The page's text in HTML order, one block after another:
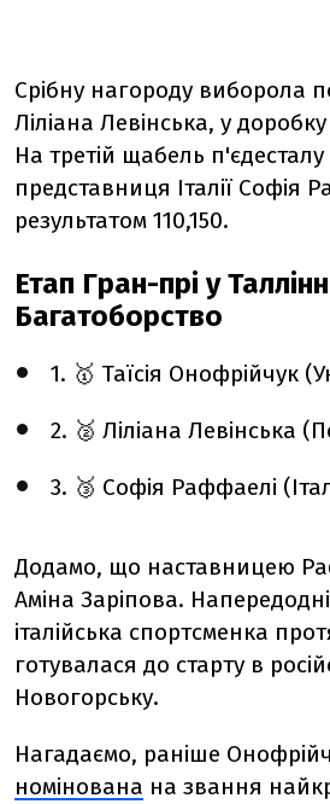
Срібну нагороду виборола
Ліліана Левінська, у
На третій щабель п'єдесталу
представниця Італії Софія
результатом 110,150.
Етап Гран-прі у
Багатоборство
1. 🥇 Таїсія Онофрійчук
2. 🥈 Ліліана Левінська
3. 🥉 Софія Раффаелі
Додамо, що наставницею
Аміна Заріпова.
італійська спортсменка
готувалася до старту в
Новогорську.
Нагадаємо, раніше
номінована на звання